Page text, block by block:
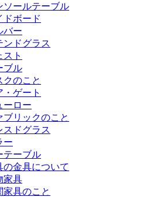
ソールテーブル
ドボード
バー
ンドグラス
ト
ブル
クのこと
ゲート
ーロー
リックのこと
スドグラス
ー
テーブル
の金具について
家具
家具のこと